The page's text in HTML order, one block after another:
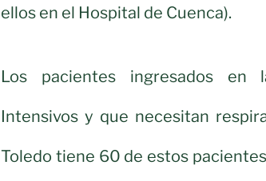
ellos en el Hospital de Cuenca).
Los pacientes ingresados en
Intensivos y que necesitan
Toledo tiene 60 de estos